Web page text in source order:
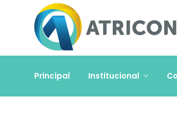
Principal Institucional